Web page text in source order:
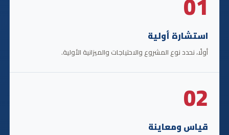
استشارة أولية
أولًا، نحدد نوع المشروع والاحتياجات والميزانية الأولية.
02
قياس ومعاينة